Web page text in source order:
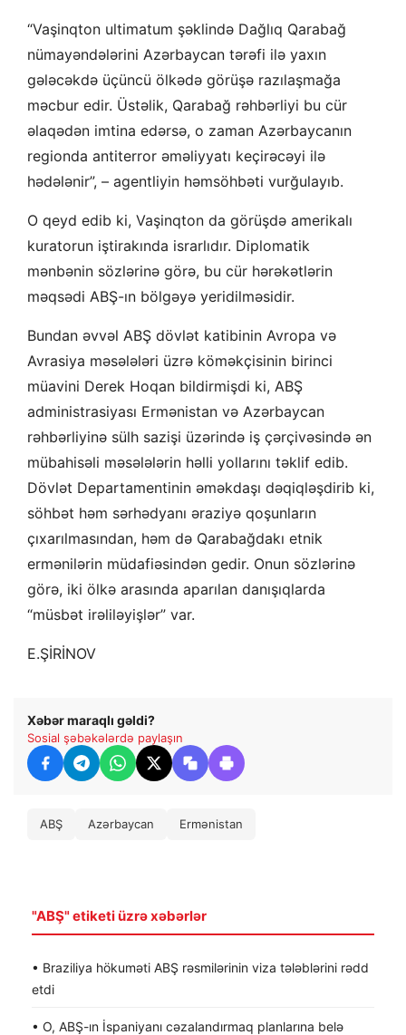
“Vaşinqton ultimatum şəklində Dağlıq Qarabağ
nümayəndələrini Azərbaycan tərəfi ilə yaxın
gələcəkdə üçüncü ölkədə görüşə razılaşmağa
məcbur edir. Üstəlik, Qarabağ rəhbərliyi bu cür
əlaqədən imtina edərsə, o zaman Azərbaycanın
regionda antiterror əməliyyatı keçirəcəyi ilə
hədələnir”, – agentliyin həmsöhbəti vurğulayıb.
O qeyd edib ki, Vaşinqton da görüşdə amerikalı
kuratorun iştirakında israrlıdır. Diplomatik
mənbənin sözlərinə görə, bu cür hərəkətlərin
məqsədi ABŞ-ın bölgəyə yeridilməsidir.
Bundan əvvəl ABŞ dövlət katibinin Avropa və
Avrasiya məsələləri üzrə köməkçisinin birinci
müavini Derek Hoqan bildirmişdi ki, ABŞ
administrasiyası Ermənistan və Azərbaycan
rəhbərliyinə sülh sazişi üzərində iş çərçivəsində ən
mübahisəli məsələlərin həlli yollarını təklif edib.
Dövlət Departamentinin əməkdaşı dəqiqləşdirib ki,
söhbət həm sərhədyanı əraziyə qoşunların
çıxarılmasından, həm də Qarabağdakı etnik
ermənilərin müdafiəsindən gedir. Onun sözlərinə
görə, iki ölkə arasında aparılan danışıqlarda
“müsbət irəliləyişlər” var.
E.ŞİRİNOV
Xəbər maraqlı gəldi?
Sosial şəbəkələrdə paylaşın
ABŞ Azərbaycan Ermənistan
"ABŞ" etiketi üzrə xəbərlər
• Braziliya hökuməti ABŞ rəsmilərinin viza tələblərini rədd
etdi
• O, ABŞ-ın İspaniyanı cəzalandırmaq planlarına belə